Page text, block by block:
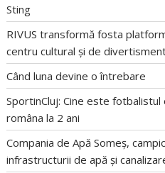
Sting
RIVUS transformă fosta
centru cultural și de
Când luna devine o întrebare
SportinCluj: Cine este
româna la 2 ani
Compania de Apă Someș,
infrastructurii de apă și